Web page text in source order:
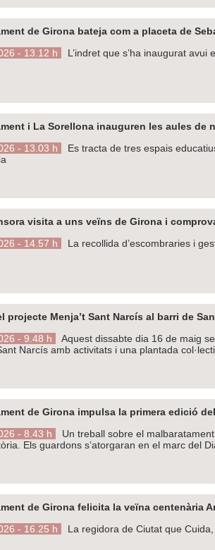
de Girona bateja com a placeta de
- 13.12 h
L’indret que s’ha inaugurat
i La Sorellona inauguren les aules de
- 13.03 h
Es tracta de tres espais
visita a uns veïns de Girona i
- 14.57 h
La recollida d’escombraries i
projecte Menja’t Sant Narcís al barri de
- 9.48 h
Aquest dissabte dia 16 de maig
Narcís amb activitats i una plantada
de Girona impulsa la primera edició
- 8.43 h
Un treball sobre el
Els guardons s’atorgaran en el marc del
de Girona felicita la veïna centenària
- 16.25 h
La regidora de Ciutat que